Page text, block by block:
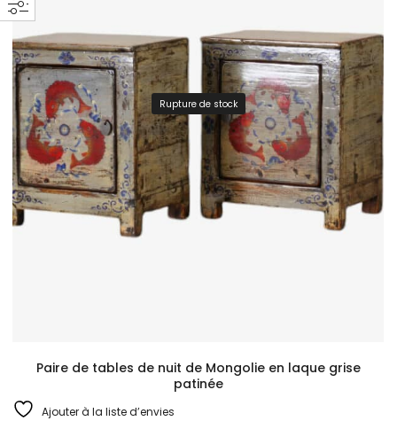
Rupture de stock
Paire de tables de nuit de Mongolie en laque grise
patinée
Ajouter à la liste d’envies